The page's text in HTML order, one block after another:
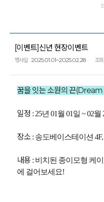
[이벤트]신년 현장이벤트
행사일 2025.01.01~2025.02.28 조
꿈을 잇는 소원의 끈(Dream
일정 : 25년 01월 01일 ~ 02월
장소 : 송도베이스테이션
내용 : 비치된 종이모형 케
에 걸어보세요!